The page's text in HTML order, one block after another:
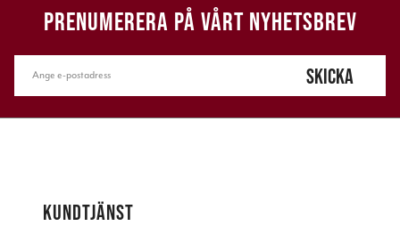
PRENUMERERA PÅ VÅRT NYHETSBREV
SKICKA
KUNDTJÄNST